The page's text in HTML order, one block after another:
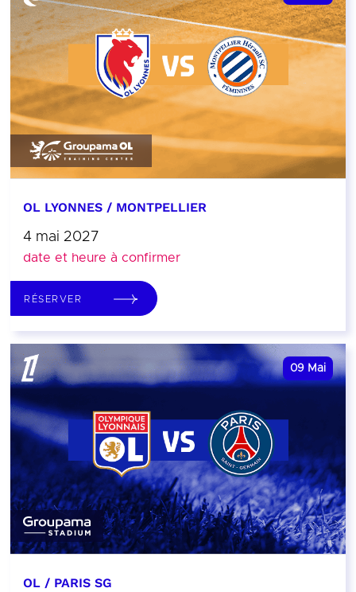
OL LYONNES / MONTPELLIER
4 mai 2027
date et heure à confirmer
RÉSERVER
09 Mai
OL / PARIS SG